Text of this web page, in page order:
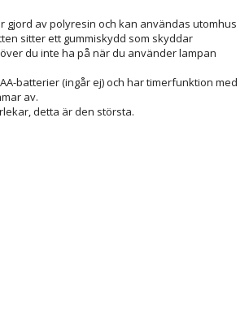
gjord av polyresin och kan användas utomhus
sitter ett gummiskydd som skyddar
du inte ha på när du använder lampan
batterier (ingår ej) och har timerfunktion med
av.
detta är den största.